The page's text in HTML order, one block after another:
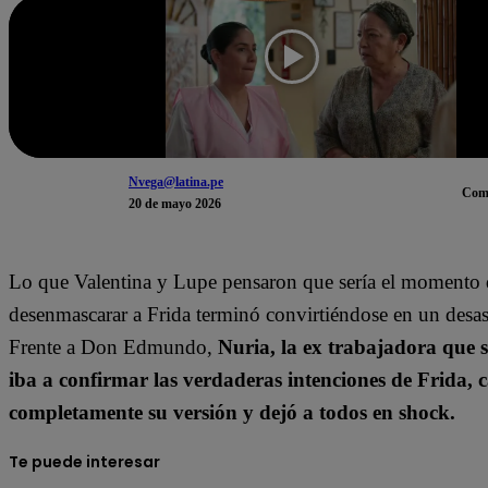
Nvega@latina.pe
20 de mayo 2026
Lo que Valentina y Lupe pensaron que sería el
desenmascarar a Frida terminó convirtiéndose en un
Frente a Don Edmundo, Nuria, la ex trabajadora que
iba a confirmar las verdaderas intenciones de Frida,
completamente su versión y dejó a todos en shock.
Te puede interesar